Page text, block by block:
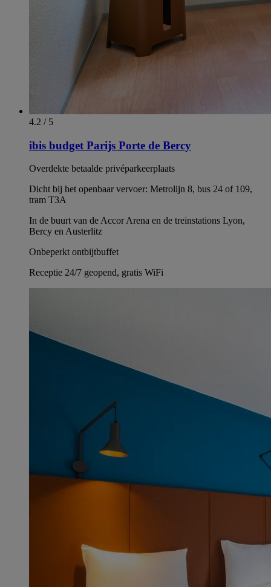
4.2 / 5
ibis budget Parijs Porte de Bercy
Overdekte betaalde privéparkeerplaats
Dicht bij het openbaar vervoer: Metrolijn 8, bus 24 of 109,
tram T3A
In de buurt van de Accor Arena en de treinstations Lyon,
Bercy en Austerlitz
Onbeperkt ontbijtbuffet
Receptie 24/7 geopend, gratis WiFi